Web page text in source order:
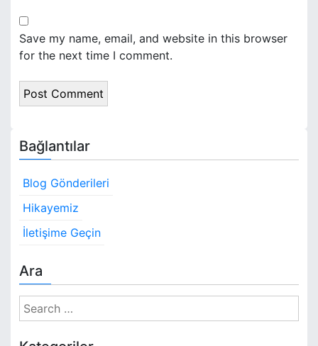
Save my name, email, and website in this browser
for the next time I comment.
Bağlantılar
Blog Gönderileri
Hikayemiz
İletişime Geçin
Ara
S
e